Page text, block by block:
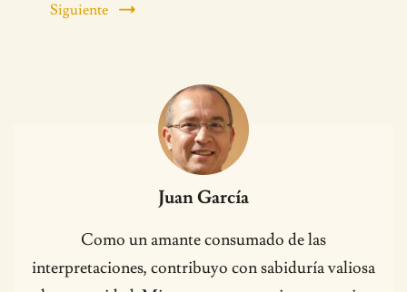
Siguiente
Juan García
Como un amante consumado de las
interpretaciones, contribuyo con sabiduría valiosa